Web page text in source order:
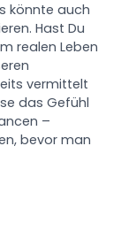
könnte auch
Hast Du
realen Leben
vermittelt
das Gefühl
–
bevor man